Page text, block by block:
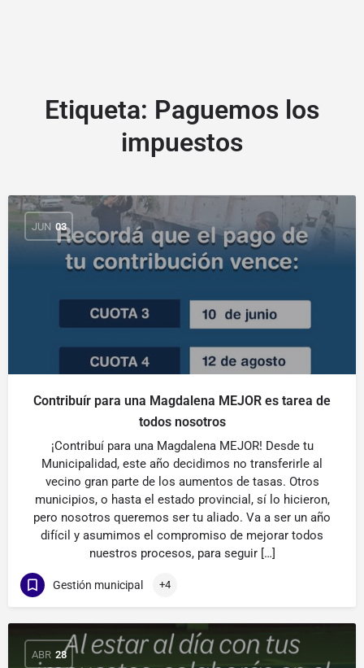
Etiqueta: Paguemos los
impuestos
JUN 03
Contribuír para una Magdalena MEJOR es tarea de
todos nosotros
¡Contribuí para una Magdalena MEJOR! Desde tu
Municipalidad, este año decidimos no transferirle al
vecino gran parte de los aumentos de tasas. Otros
municipios, o hasta el estado provincial, sí lo hicieron,
pero nosotros queremos ser tu aliado. Va a ser un año
difícil y asumimos el compromiso de mejorar todos
nuestros procesos, para seguir […]
Gestión municipal +4
ABR 28